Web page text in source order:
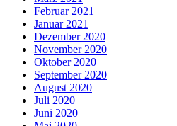
Februar 2021
Januar 2021
Dezember 2020
November 2020
Oktober 2020
September 2020
August 2020
Juli 2020
Juni 2020